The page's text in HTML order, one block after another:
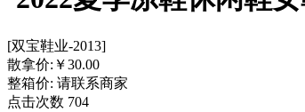
[双宝鞋业-2013]
散拿价: ￥30.00
整箱价: 请联系商家
点击次数 704